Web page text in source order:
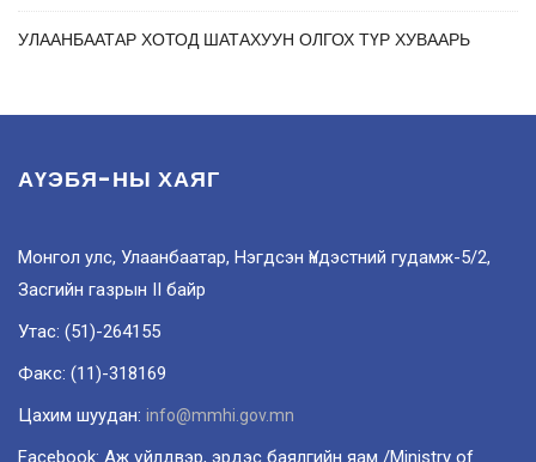
УЛААНБААТАР ХОТОД ШАТАХУУН ОЛГОХ ТҮР ХУВААРЬ
АҮЭБЯ-НЫ ХАЯГ
Монгол улс, Улаанбаатар, Нэгдсэн Үндэстний гудамж-5/2,
Засгийн газрын II байр
Утас: (51)-264155
Факс: (11)-318169
Цахим шуудан: info@mmhi.gov.mn
Facebook: Аж үйлдвэр, эрдэс баялгийн яам /Ministry of